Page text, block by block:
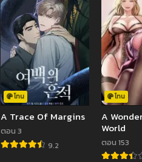
โทน
A Trace Of Margins
ตอน 3
9.2
โทน
A
World
ตอน 153